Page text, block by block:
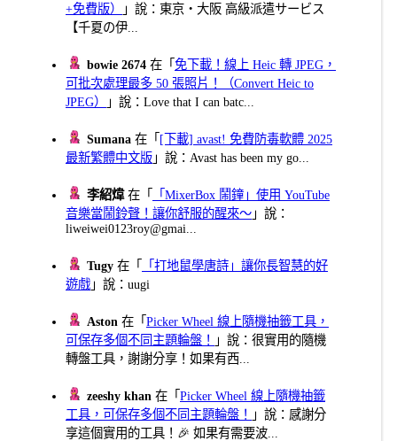
+免費版）
」說：東京・大阪 高級派遣サービス
【千夏の伊...
bowie 2674 在「免下載！線上 Heic 轉 JPEG，
可批次處理最多 50 張照片！（Convert Heic to
JPEG）
」說：Love that I can batc...
Sumana 在「 [下載] avast! 免費防毒軟體 2025
最新繁體中文版 」說：Avast has been my go...
李紹煒在「
「MixerBox 鬧鐘」使用 YouTube
音樂當鬧鈴聲！讓你舒服的醒來～ 」說：
liweiwei0123roy@gmai...
Tugy 在「
「打地鼠學唐詩」讓你長智慧的好
遊戲 」說：uugi
Aston 在「Picker Wheel 線上隨機抽籤工具，
可保存多個不同主題輪盤！
」說：很實用的隨機
轉盤工具，謝謝分享！如果有西...
zeeshy khan 在「Picker Wheel 線上隨機抽籤
工具，可保存多個不同主題輪盤！
」說：感謝分
享這個實用的工具！🎉 如果有需要波...